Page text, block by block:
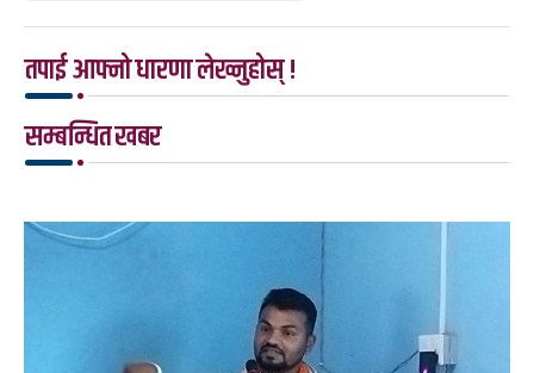
तपाई आफ्नो धारणा लेख्नुहोस् !
सम्बन्धित खबर